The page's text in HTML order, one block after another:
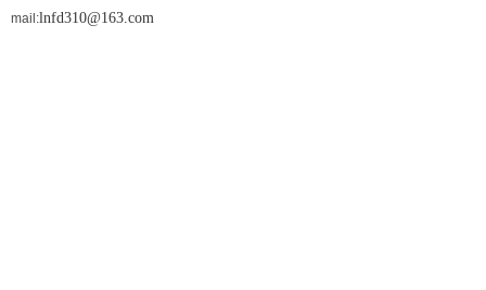
mail:lnfd310@163.com